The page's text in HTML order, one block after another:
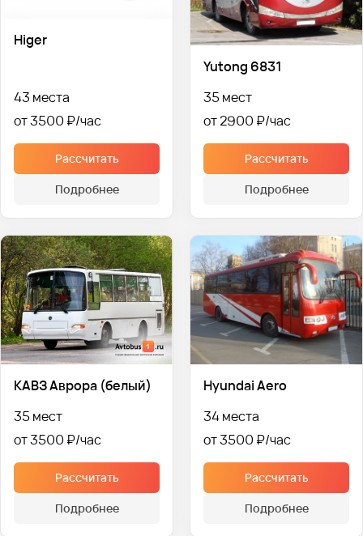
Higer
43 места
от 3500 ₽
Рассчитать
Подробнее
Yutong 6831
35 мест
от 2900 ₽
Рассчитать
Подробнее
КАВЗ Аврора (белый)
35 мест
от 3500 ₽
Рассчитать
Подробнее
Hyundai Aero
34 места
от 3500 ₽
Рассчитать
Подробнее